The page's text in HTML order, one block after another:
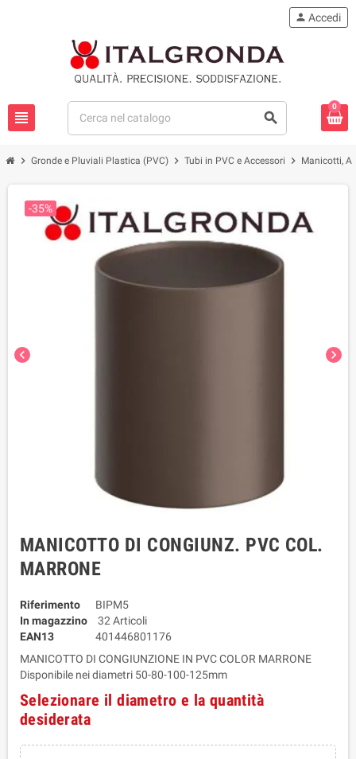
view_headline search
person Accedi
0
chevron_right Gronde e Pluviali Plastica (PVC) chevron_right Tubi in PVC e Accessori chevron_right Manicotti,
chevron_left chevron_right
-35%
MANICOTTO DI CONGIUNZ. PVC COL.
MARRONE
Riferimento
BIPM5
In magazzino
32 Articoli
EAN13
401446801176
MANICOTTO DI CONGIUNZIONE IN PVC COLOR MARRONE
Disponibile nei diametri 50-80-100-125mm
Selezionare il diametro e la quantità
desiderata